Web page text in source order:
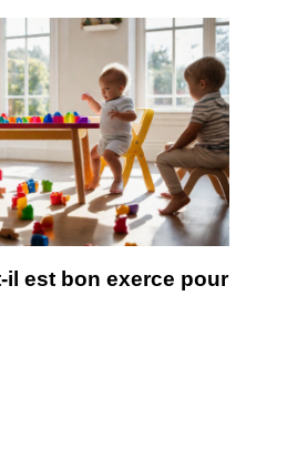
il est bon exerce pour